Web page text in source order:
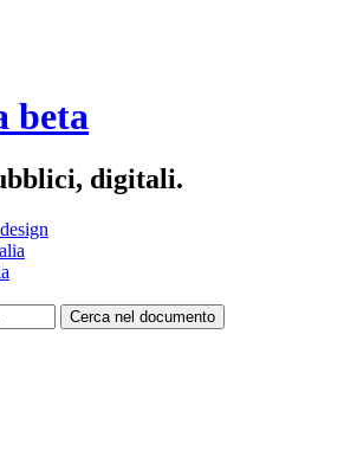
beta
digitali.
Cerca nel documento